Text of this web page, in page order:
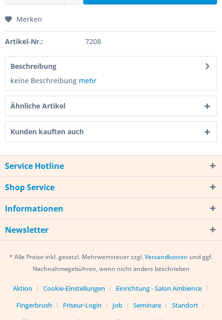
Merken
Artikel-Nr.: 7208
Beschreibung
keine Beschreibung mehr
Ähnliche Artikel
Kunden kauften auch
Service Hotline
Shop Service
Informationen
Newsletter
* Alle Preise inkl. gesetzl. Mehrwertsteuer zzgl.Versandkosten und ggf.
Nachnahmegebühren, wenn nicht anders beschrieben
Aktion Cookie-Einstellungen
Einrichtung - Salon Ambience
Fingerbrush
Friseur-Login Job Seminare
Standort